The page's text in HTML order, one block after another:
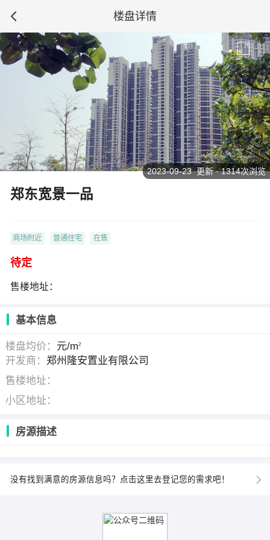
楼盘详情
郑东宽景一品
商场附近 普通住宅 在售
待定
售楼地址：
2023-09-23 更新 · 1314次浏览
基本信息
楼盘均价： 元/m2
开发商：郑州隆安置业有限公司
售楼地址：
小区地址：
房源描述
没有找到满意的房源信息吗？点击这里去登记您的需求吧！